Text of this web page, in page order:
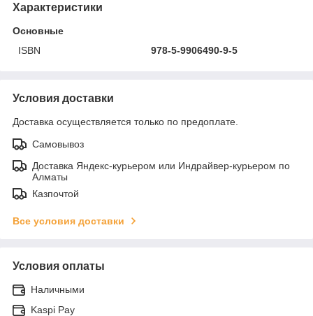
Характеристики
Основные
ISBN
978-5-9906490-9-5
Условия доставки
Доставка осуществляется только по предоплате.
Самовывоз
Доставка Яндекс-курьером или Индрайвер-курьером по
Алматы
Казпочтой
Все условия доставки
Условия оплаты
Наличными
Kaspi Pay